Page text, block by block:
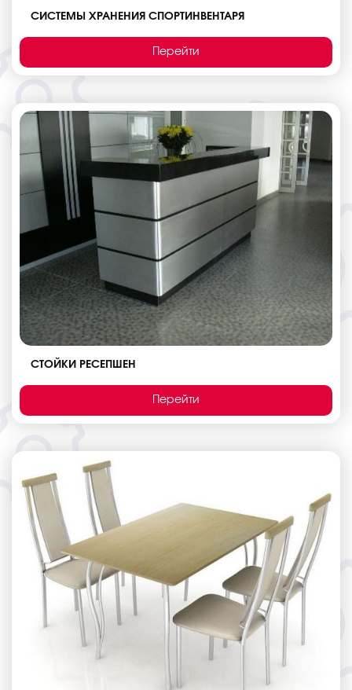
СИСТЕМЫ ХРАНЕНИЯ СПОРТИНВЕНТАРЯ
СТОЙКИ РЕСЕПШЕН